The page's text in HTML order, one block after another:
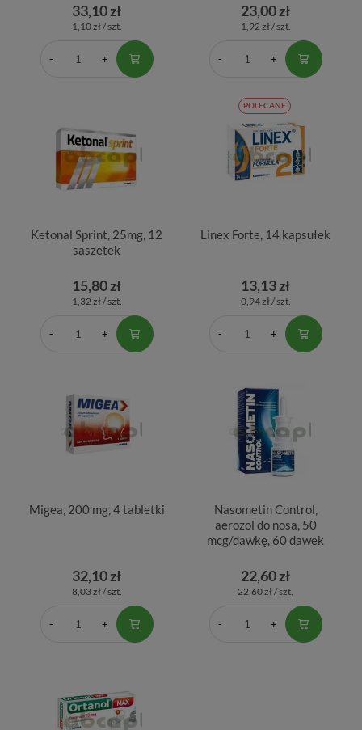
33,10 zł
1,10 zł / szt.
23,00 zł
1,92 zł / szt.
Ketonal Sprint, 25mg, 12
saszetek
15,80 zł
1,32 zł / szt.
POLECANE
Linex Forte, 14 kapsułek
13,13 zł
0,94 zł / szt.
Migea, 200 mg, 4 tabletki
32,10 zł
8,03 zł / szt.
Nasometin Control,
aerozol do nosa, 50
mcg/dawkę, 60 dawek
22,60 zł
22,60 zł / szt.